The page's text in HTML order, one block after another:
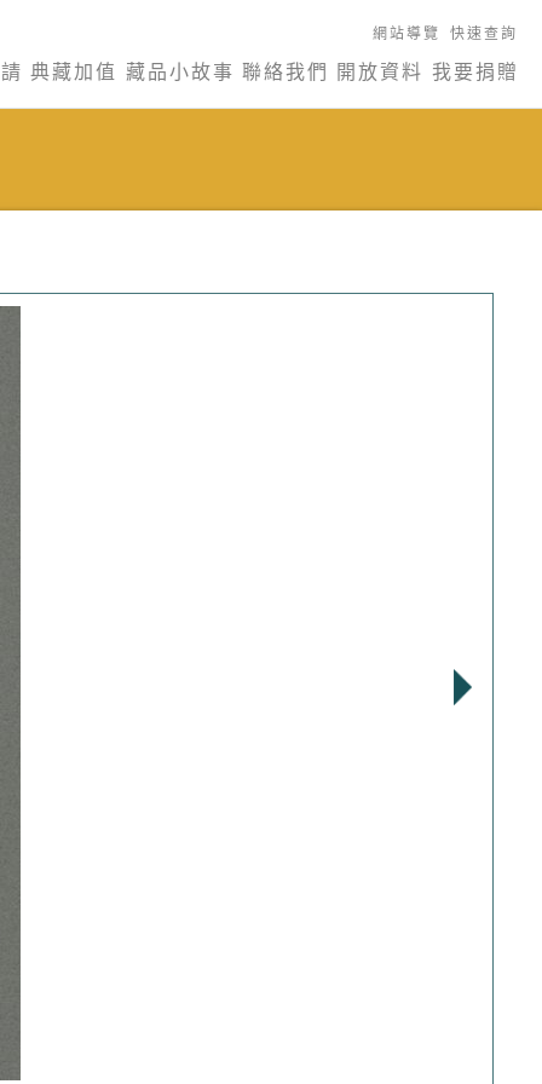
網站導覽 快速查詢
典藏加值 藏品小故事 聯絡我們 開放資料 我要捐贈